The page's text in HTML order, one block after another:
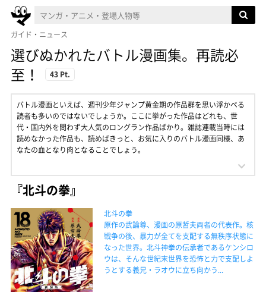
ガイド・ニュース
選びぬかれたバトル漫画集。再読必
至！
43 Pt.
バトル漫画といえば、週刊少年ジャンプ黄金期の作品群を思い浮かべる
読者も多いのではないでしょうか。ここに挙がった作品はどれも、世
代・国内外を問わず大人気のロングラン作品ばかり。雑誌連載当時には
読めなかった作品も、読めばきっと、お気に入りのバトル漫画同様、あ
なたの血となり肉となることでしょう。
『北斗の拳』
北斗の拳
原作の武論尊、漫画の原哲夫両者の代表作。核
戦争の後、暴力が全てを支配する無秩序状態に
なった世界。北斗神拳の伝承者であるケンシロ
ウは、そんな世紀末世界を恐怖と力で支配しよ
うとする義兄・ラオウに立ち向かう...